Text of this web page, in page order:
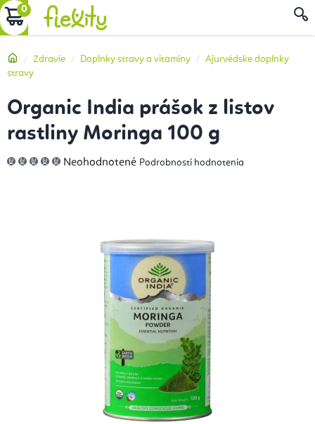
Prejsť
na
NÁKUPNÝ
Domov
Zdravie Doplnky stravy a vitamíny
Ajurvédske doplnky
stravy
Organic India prášok z listov
rastliny Moringa 100 g
Priemerné
hodnotenie
Neohodnotené Podrobnosti hodnotenia